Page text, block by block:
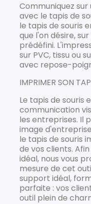
Communiquez
avec le tapis de
le tapis de souris
que l'on désire,
prédéfini.
sur PVC, tissu ou
avec repose-
IMPRIMER SON
Le tapis de souris
communication
les entreprises. Il
image
le tapis de souris
de vos clients.
idéal, nous vous
mesure de cet
support idéal,
parfaite : vos
outil plein de